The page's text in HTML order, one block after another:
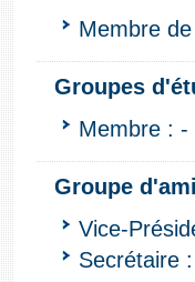
Membre
Groupes
Membre : -
Groupe
Vice-
Secrétaire